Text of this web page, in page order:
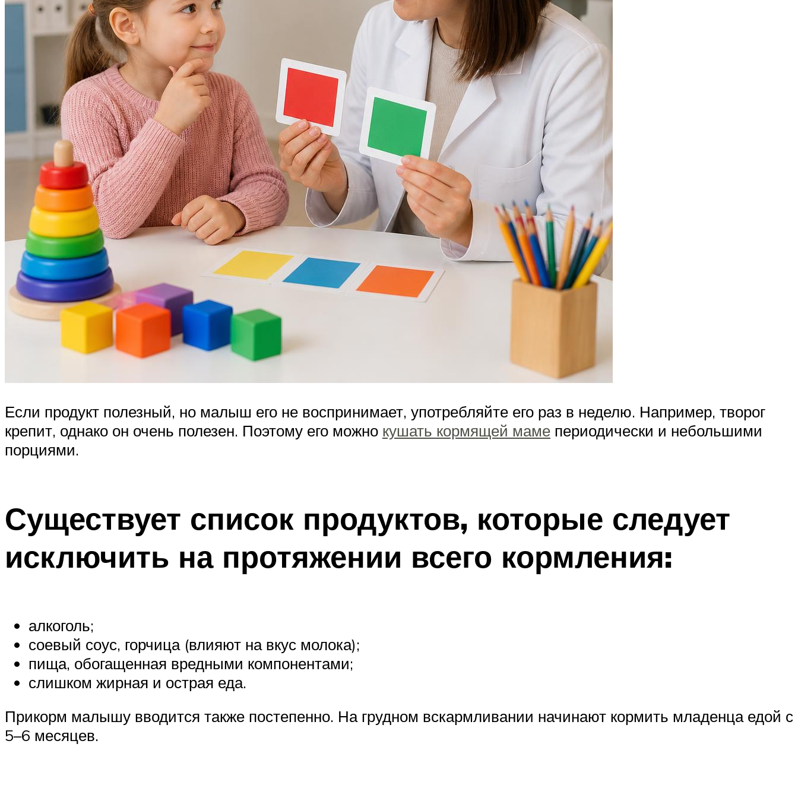
Если продукт полезный, но малыш его не воспринимает, употребляйте его раз в неделю. Например, творог
крепит, однако он очень полезен. Поэтому его можно кушать кормящей маме периодически и небольшими
порциями.
Существует список продуктов, которые следует
исключить на протяжении всего кормления:
алкоголь;
соевый соус, горчица (влияют на вкус молока);
пища, обогащенная вредными компонентами;
слишком жирная и острая еда.
Прикорм малышу вводится также постепенно. На грудном вскармливании начинают кормить младенца едой с
5–6 месяцев.